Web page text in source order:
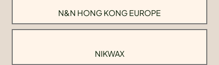
N&N HONG KONG EUROPE
NIKWAX